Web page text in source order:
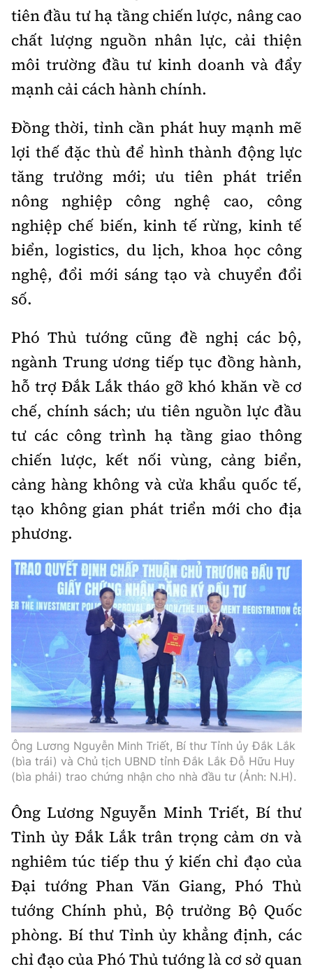
tiên đầu tư hạ tầng chiến lược, nâng cao
chất lượng nguồn nhân lực, cải thiện
môi trường đầu tư kinh doanh và đẩy
mạnh cải cách hành chính.
Đồng thời, tỉnh cần phát huy mạnh mẽ
lợi thế đặc thù để hình thành động lực
tăng trưởng mới; ưu tiên phát triển
nông nghiệp công nghệ cao, công
nghiệp chế biến, kinh tế rừng, kinh tế
biển, logistics, du lịch, khoa học công
nghệ, đổi mới sáng tạo và chuyển đổi
số.
Phó Thủ tướng cũng đề nghị các bộ,
ngành Trung ương tiếp tục đồng hành,
hỗ trợ Đắk Lắk tháo gỡ khó khăn về cơ
chế, chính sách; ưu tiên nguồn lực đầu
tư các công trình hạ tầng giao thông
chiến lược, kết nối vùng, cảng biển,
cảng hàng không và cửa khẩu quốc tế,
tạo không gian phát triển mới cho địa
phương.
Ông Lương Nguyễn Minh Triết, Bí thư Tỉnh ủy Đắk Lắk
(bìa trái) và Chủ tịch UBND tỉnh Đắk Lắk Đỗ Hữu Huy
(bìa phải) trao chứng nhận cho nhà đầu tư (Ảnh: N.H).
Ông Lương Nguyễn Minh Triết, Bí thư
Tỉnh ủy Đắk Lắk trân trọng cảm ơn và
nghiêm túc tiếp thu ý kiến chỉ đạo của
Đại tướng Phan Văn Giang, Phó Thủ
tướng Chính phủ, Bộ trưởng Bộ Quốc
phòng. Bí thư Tỉnh ủy khẳng định, các
chỉ đạo của Phó Thủ tướng là cơ sở quan